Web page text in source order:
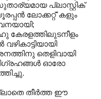
പ്ലാസ്റ്റിക്‌
ലോക്കറ്റ്‌"കളും
തെളിവായി
ഓരോ
തീര്‍ത്ത ഈ